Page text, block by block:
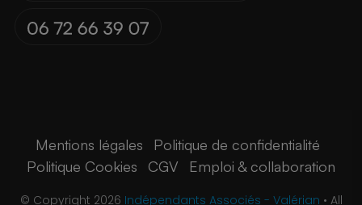
Mentions légales
Politique de confidentialité
Politique Cookies
CGV Emploi & collaboration
© Copyright 2026 Indépendants Associés - Valérian • All